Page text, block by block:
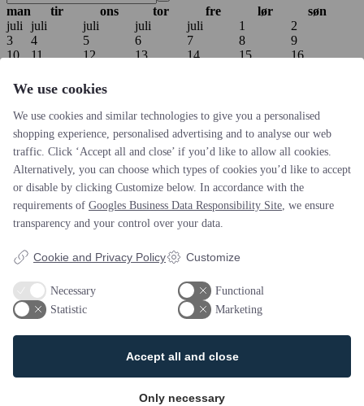
man tir ons tor fre lør
søn
juli
juli juli juli juli 1
2
3
4 5 6 7 8
9
10
11 12 13 14 15
16
24
25 26
Flere blogindlæg
Hello world! Welcome to WordPress. This is your first post. Edit or
delete it, then start writing!
september 8, 2017
KONTAKT
Tejn Idrætsforening
3770 Allinge, Bornholm
We use cookies
We use cookies and similar technologies to give you a personalised
shopping experience, personalised advertising and to analyse our web
traffic. Click ‘Accept all and close’ if you’d like to allow all cookies.
Alternatively, you can choose which types of cookies you’d like to accept
or disable by clicking Customize below. In accordance with the
requirements of Googles Business Data Responsibility Site, we ensure
transparency and your control over your data.
Cookie and Privacy Policy Customize
Necessary
Functional
Statistic
Marketing
Only necessary
Accept all and close